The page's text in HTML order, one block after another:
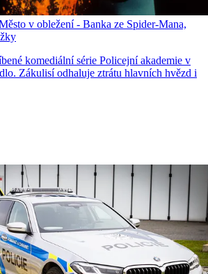
v obležení - Banka ze Spider-Mana,
komediální série Policejní akademie v
Zákulisí odhaluje ztrátu hlavních hvězd i